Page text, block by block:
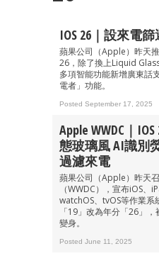
IOS 26｜設來電
蘋果公司（Apple）昨天
26，除了換上Liquid
多項智能功能新增廣東話
電者」功能。
Posted September 17, 2025
Apple WWDC｜
態玻璃風 AI識別
過濾來電
蘋果公司（Apple）昨天
（WWDC），宣布iOS、
watchOS、tvOS等作業系
「19」改為年分「26」
變身。
Posted June 11, 2025